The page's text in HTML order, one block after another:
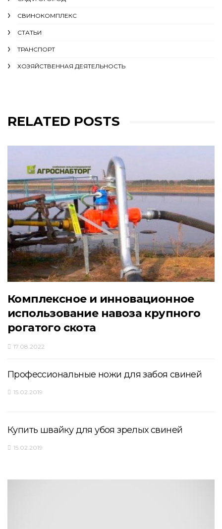
СВИНОКОМПЛЕКС
СТАТЬИ
ТРАНСПОРТ
ХОЗЯЙСТВЕННАЯ ДЕЯТЕЛЬНОСТЬ
RELATED POSTS
Комплексное и инновационное
использование навоза крупного
рогатого скота
17.08.2022
Профессиональные ножи для забоя свиней
15.02.2019
Купить швайку для убоя зрелых свиней
15.02.2019